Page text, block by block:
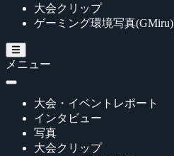
大会クリップ
ゲーミング環境写真(GMiru)
メニュー
大会・イベントレポート
インタビュー
写真
大会クリップ